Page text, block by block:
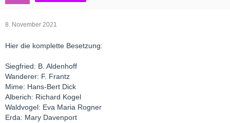
8. November 2021
Hier die komplette Besetzung:
Siegfried: B. Aldenhoff
Wanderer: F. Frantz
Mime: Hans-Bert Dick
Alberich: Richard Kogel
Waldvogel: Eva Maria Rogner
Erda: Mary Davenport